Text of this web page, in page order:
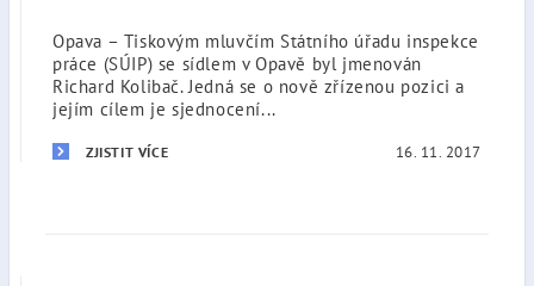
Opava – Tiskovým mluvčím Státního úřadu inspekce
práce (SÚIP) se sídlem v Opavě byl jmenován
Richard Kolibač. Jedná se o nově zřízenou pozici a
jejím cílem je sjednocení...
ZJISTIT VÍCE 16. 11. 2017